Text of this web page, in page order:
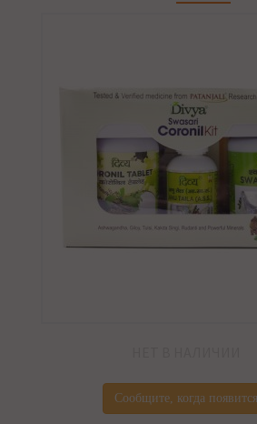
Сообщите, когда появится